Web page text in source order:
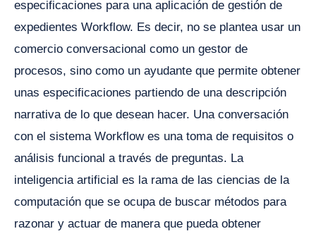
especificaciones para una aplicación de gestión de
expedientes Workflow. Es decir, no se plantea usar un
comercio conversacional como un gestor de
procesos, sino como un ayudante que permite obtener
unas especificaciones partiendo de una descripción
narrativa de lo que desean hacer. Una conversación
con el sistema Workflow es una toma de requisitos o
análisis funcional a través de preguntas. La
inteligencia artificial es la rama de las ciencias de la
computación que se ocupa de buscar métodos para
razonar y actuar de manera que pueda obtener